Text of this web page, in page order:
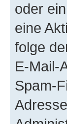
oder
eine
folge
E-Mail-
Spam-